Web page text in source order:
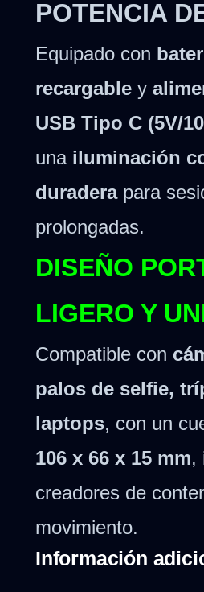
POTENCIA
Equipado con
recargable y
USB Tipo C (5V/
una iluminación
duraderapara
prolongadas.
DISEÑO
LIGERO Y
Compatible con
palos de selfie,
laptops, con un
106 x 66 x 15 mm,
creadores de
movimiento.
Información